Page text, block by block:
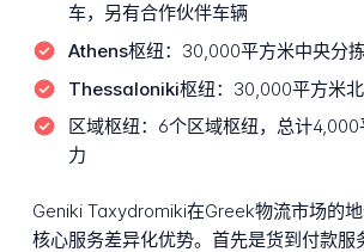
车，另有合作伙伴车辆
Athens枢纽： 30,000平方米中央分
Thessaloniki枢纽： 30,000平方米
区域枢纽： 6个区域枢纽，总计
力
Geniki Taxydromiki在Greek物流市场的
核心服务差异化优势。首先是货到付款服